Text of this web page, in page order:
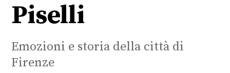
Piselli
Emozioni e storia della città di
Firenze